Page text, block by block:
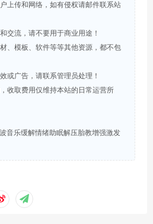
上传和网络，如有侵权请邮件联系站
交流，请不要用于商业用途！
、模板、软件等等其他资源，都不包
或广告，请联系管理员处理！
收取费用仅维持本站的日常运营所
音乐缓解情绪助眠解压胎教增强激发